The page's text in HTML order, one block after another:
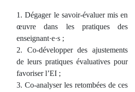
1. Dégager le savoir-évaluer mis en
œuvre dans les pratiques des
enseignant·e·s ;
2. Co-développer des ajustements
de leurs pratiques évaluatives pour
favoriser l’EI ;
3. Co-analyser les retombées de ces